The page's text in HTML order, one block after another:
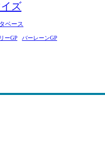
ズ
ベース
ーGP バーレーンGP